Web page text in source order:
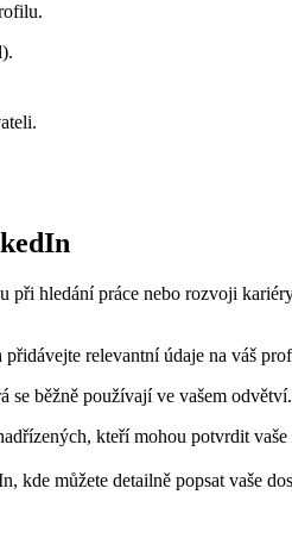
hledání práce nebo rozvoji
relevantní údaje na váš
se běžně používají ve vašem odvětví.
kteří mohou potvrdit vaše
kde můžete detailně popsat vaše